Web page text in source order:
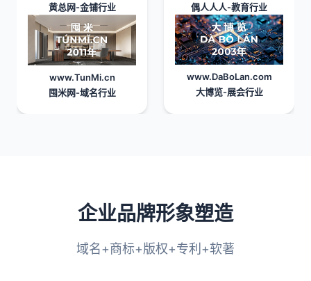
黄总网-金铺行业
www.TunMi.cn
囤米网-域名行业
偶人人人-教育行业
www.DaBoLan.com
大博览-展会行业
企业品牌形象塑造
域名+商标+版权+专利+软著